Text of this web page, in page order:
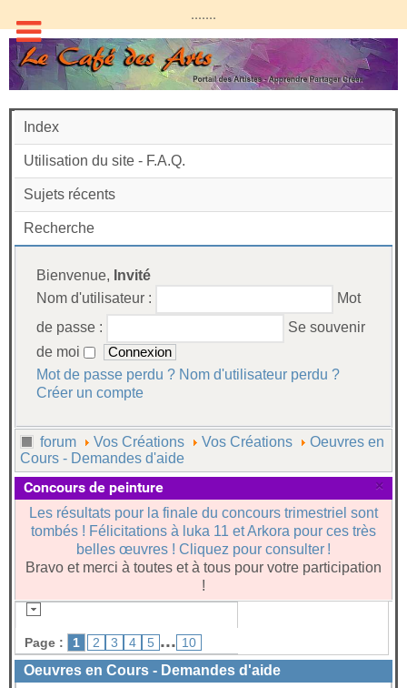
.......
Index
Utilisation du site - F.A.Q.
Sujets récents
Recherche
Bienvenue, Invité
Nom d'utilisateur :
Mot
de passe :
Se souvenir
de moi
Mot de passe perdu ? Nom d'utilisateur perdu ?
Créer un compte
forum Vos Créations Vos Créations
Oeuvres en
Cours - Demandes d'aide
×
Concours de peinture
Les résultats pour la finale du concours trimestriel sont
tombés ! Félicitations à luka 11 et Arkora pour ces très
belles œuvres ! Cliquez pour consulter !
Bravo et merci à toutes et à tous pour votre participation
!
Page : 1 2 3 4 5 ... 10
Oeuvres en Cours - Demandes d'aide